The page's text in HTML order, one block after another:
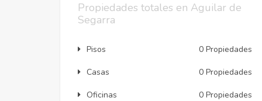
Propiedades totales en Aguilar de
Segarra
Pisos 0 Propiedades
Casas 0 Propiedades
Oficinas 0 Propiedades